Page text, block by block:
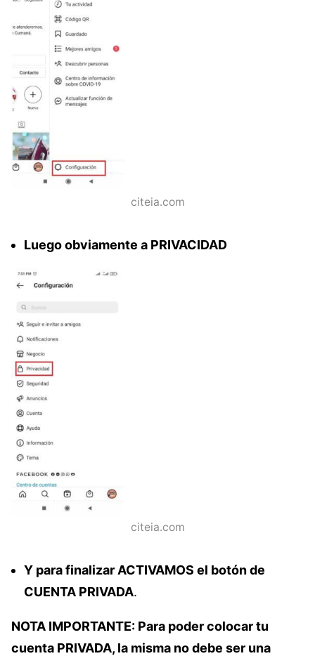
citeia.com
Luego obviamente a PRIVACIDAD
citeia.com
Y para finalizar ACTIVAMOS el botón de
CUENTA PRIVADA.
NOTA IMPORTANTE: Para poder colocar tu
cuenta PRIVADA, la misma no debe ser una